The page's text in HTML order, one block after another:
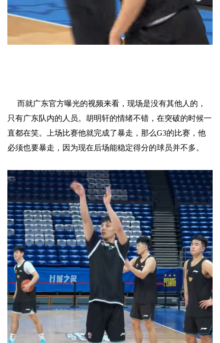
而就广东官方曝光的视频来看，现场是没有其他人的，
只有广东队内的人员。胡明轩的情绪不错，在突破的时候一
直都在笑。上场比赛他就完成了暴走，那么G3的比赛，他
必须也要暴走，因为现在后场能稳定得分的球员并不多。